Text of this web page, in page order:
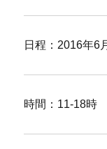
日程：2016年6
時間：11-18時